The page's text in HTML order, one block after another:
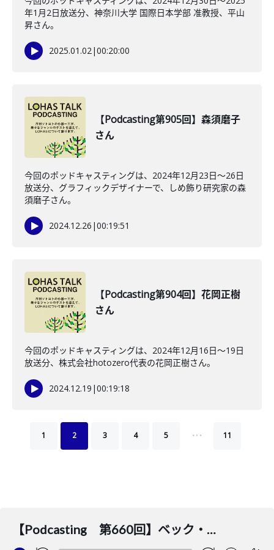
年1月2日放送分、神奈川大学 国際日本学部 准教授、平山
昇さん。
2025.01.02|00:20:00
【Podcasting第905回】森須磨子
さん
今回のポッドキャスティングは、2024年12月23日～26日
放送分、グラフィックデザイナーで、しめ飾り研究家の森
須磨子さん。
2024.12.26 |00:19:51
【Podcasting第904回】花岡正樹
さん
今回のポッドキャスティングは、2024年12月16日～19日
放送分、株式会社hotozero代表の花岡正樹さん。
2024.12.19 |00:19:18
1 2 3 4 5 … 11
【Podcasting 第660回】ベック・ヒョワンさん